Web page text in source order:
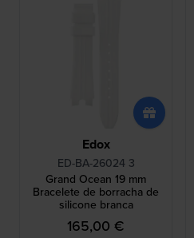
Edox
ED-BA-26024 3
Grand Ocean 19 mm
Bracelete de borracha de
silicone branca
165,00 €